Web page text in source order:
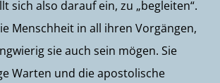
sich also darauf ein, zu „begleiten“.
Menschheit in all ihren Vorgängen,
sie auch sein mögen. Sie
Warten und die apostolische